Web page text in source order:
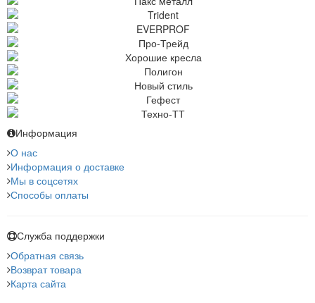
Информация
О нас
Информация о доставке
Мы в соцсетях
Способы оплаты
Служба поддержки
Обратная связь
Возврат товара
Карта сайта